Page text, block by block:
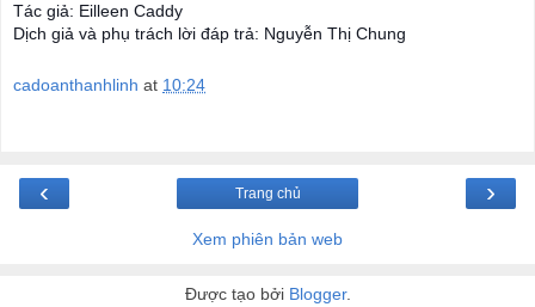
Tác giả: Eilleen Caddy
Dịch giả và phụ trách lời đáp trả: Nguyễn Thị Chung
cadoanthanhlinh at 10:24
‹ ›
Trang chủ
Xem phiên bản web
Được tạo bởi Blogger.